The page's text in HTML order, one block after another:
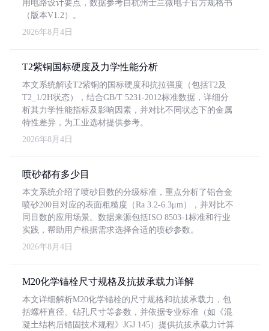
用电路设计要点，数据参考自杭州士兰微电子官方规格书
（版本V1.2）。
2026年8月4日
T2紫铜国标硬度及力学性能分析
本文系统解读T2紫铜的国标硬度和抗拉强度（包括T2及
T2_1/2H状态），结合GB/T 5231-2012标准数据，详细分
析其力学性能指标及影响因素，并对比不同状态下的金属
特性差异，为工业选材提供参考。
2026年8月4日
喷砂都有多少目
本文系统介绍了喷砂目数的分级标准，重点分析了铝合金
喷砂200目对应的表面粗糙度（Ra 3.2-6.3μm），并对比不
同目数的应用场景。数据来源包括ISO 8503-1标准和行业
实践，帮助用户根据需求选择合适的喷砂参数。
2026年8月4日
M20化学锚栓尺寸规格及抗拔承载力详解
本文详细解析M20化学锚栓的尺寸规格和抗拔承载力，包
括螺杆直径、钻孔尺寸等参数，并依据专业标准（如《混
凝土结构后锚固技术规程》JGJ 145）提供抗拔承载力计算